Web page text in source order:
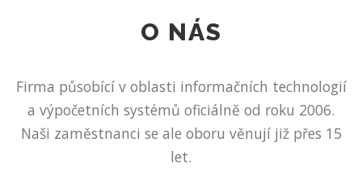
O NÁS
Firma působící v oblasti informačních technologií
a výpočetních systémů oficiálně od roku 2006.
Naši zaměstnanci se ale oboru věnují již přes 15
let.